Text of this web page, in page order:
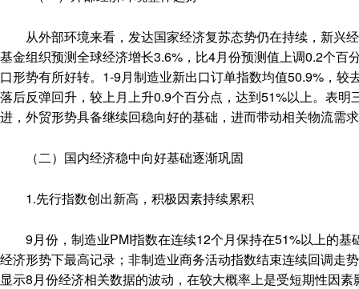
从外部环境来看，发达国家经济复苏态势仍在持续，新兴
基金组织预测全球经济增长3.6%，比4月份预测值上调0.2个
口形势有所好转。1-9月制造业新出口订单指数均值50.9%，
落后反弹回升，较上月上升0.9个百分点，达到51%以上。表
进，外贸形势具备继续回稳向好的基础，进而带动相关物流需
（二）国内经济稳中向好基础逐渐巩固
1.先行指数创出新高，积极因素持续累积
9月份，制造业PMI指数在连续12个月保持在51%以上的基
经济形势下最高记录；非制造业商务活动指数结束连续回调走
显示8月份经济相关数据的波动，在较大概率上是受短期性因